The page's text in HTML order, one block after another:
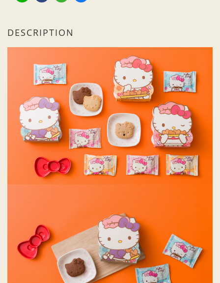
DESCRIPTION